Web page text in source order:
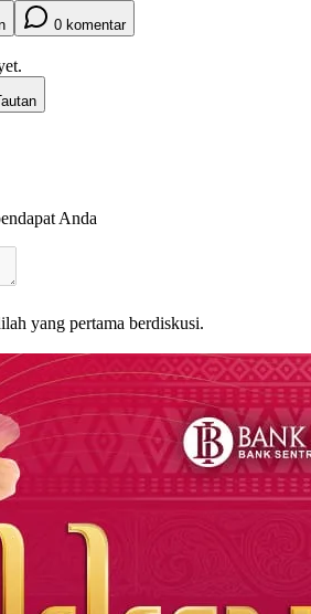
0 komentar
Anda
yang pertama berdiskusi.